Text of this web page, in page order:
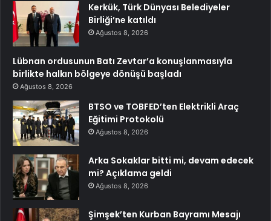
Kerkük, Türk Dünyası Belediyeler
Birliği’ne katıldı
Ağustos 8, 2026
Lübnan ordusunun Batı Zevtar’a konuşlanmasıyla
birlikte halkın bölgeye dönüşü başladı
Ağustos 8, 2026
BTSO ve TOBFED’ten Elektrikli Araç
Eğitimi Protokolü
Ağustos 8, 2026
Arka Sokaklar bitti mi, devam edecek
mi? Açıklama geldi
Ağustos 8, 2026
Şimşek’ten Kurban Bayramı Mesajı